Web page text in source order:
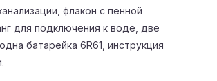
флакон с пенной
для подключения к воде, две
батарейка 6R61, инструкция